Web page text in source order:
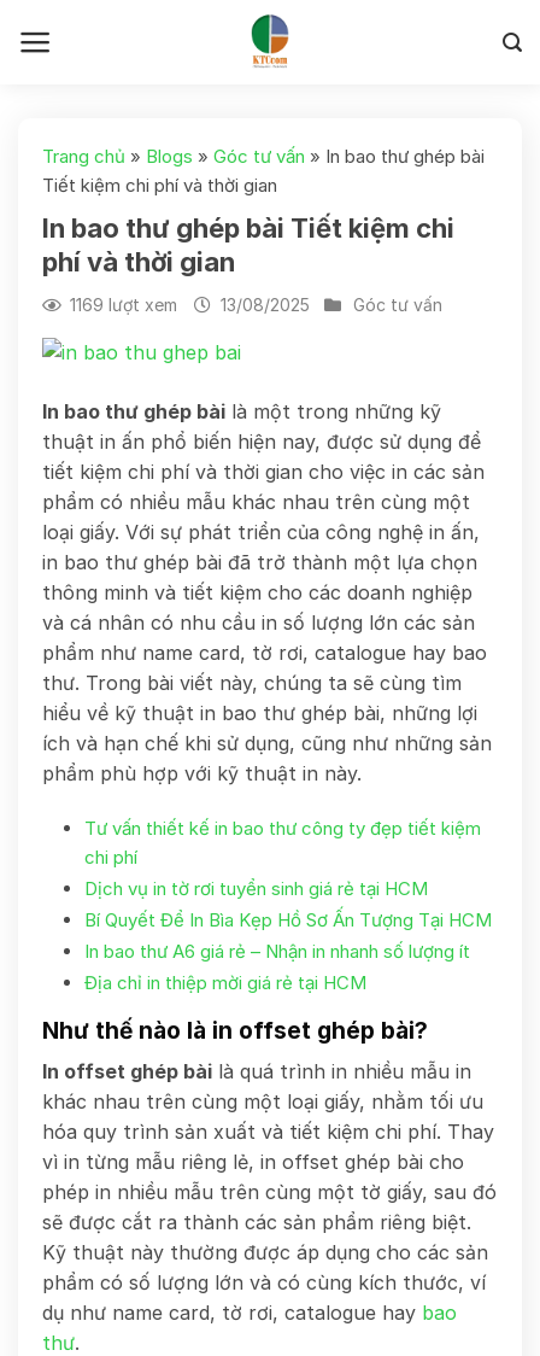
Trang chủ » Blogs » Góc tư vấn » In bao thư ghép bài
Tiết kiệm chi phí và thời gian
In bao thư ghép bài Tiết kiệm chi
phí và thời gian
1169 lượt xem 13/08/2025 Góc tư vấn
In bao thư ghép bài là một trong những kỹ
thuật in ấn phổ biến hiện nay, được sử dụng để
tiết kiệm chi phí và thời gian cho việc in các sản
phẩm có nhiều mẫu khác nhau trên cùng một
loại giấy. Với sự phát triển của công nghệ in ấn,
in bao thư ghép bài đã trở thành một lựa chọn
thông minh và tiết kiệm cho các doanh nghiệp
và cá nhân có nhu cầu in số lượng lớn các sản
phẩm như name card, tờ rơi, catalogue hay bao
thư. Trong bài viết này, chúng ta sẽ cùng tìm
hiểu về kỹ thuật in bao thư ghép bài, những lợi
ích và hạn chế khi sử dụng, cũng như những sản
phẩm phù hợp với kỹ thuật in này.
Tư vấn thiết kế in bao thư công ty đẹp tiết kiệm
chi phí
Dịch vụ in tờ rơi tuyển sinh giá rẻ tại HCM
Bí Quyết Để In Bìa Kẹp Hồ Sơ Ấn Tượng Tại HCM
In bao thư A6 giá rẻ – Nhận in nhanh số lượng ít
Địa chỉ in thiệp mời giá rẻ tại HCM
Như thế nào là in offset ghép bài?
In offset ghép bài là quá trình in nhiều mẫu in
khác nhau trên cùng một loại giấy, nhằm tối ưu
hóa quy trình sản xuất và tiết kiệm chi phí. Thay
vì in từng mẫu riêng lẻ, in offset ghép bài cho
phép in nhiều mẫu trên cùng một tờ giấy, sau đó
sẽ được cắt ra thành các sản phẩm riêng biệt.
Kỹ thuật này thường được áp dụng cho các sản
phẩm có số lượng lớn và có cùng kích thước, ví
dụ như name card, tờ rơi, catalogue hay bao
thư.